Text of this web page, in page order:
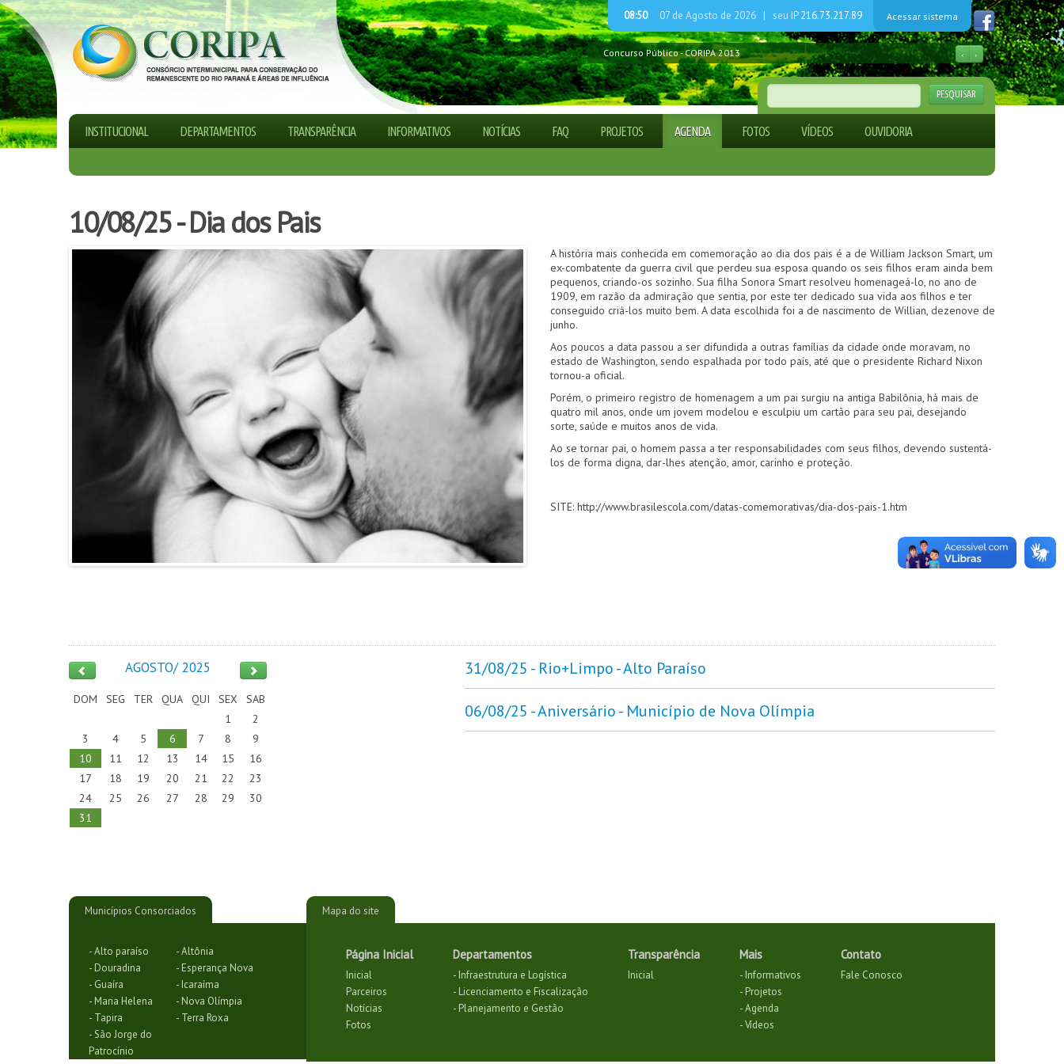
08:50 07 de Agosto de 2026 | seu IP216.73.217.89 Acessar sistema
‹ ›
Concurso Público - CORIPA 2013
Guia explica Código Florestal para produtores rurais
Processo Seletivo Simplificado - CORIPA nº. 001/2022
ADETUR CAMINHO DAS ÁGUAS
Processo Seletivo Simplificado - CORIPA n.º 001/2024
Processo Seletivo Simplificado - CORIPA n.º 001/2026
PESQUISAR
INSTITUCIONAL DEPARTAMENTOS TRANSPARÊNCIA INFORMATIVOS NOTÍCIAS FAQ PROJETOS AGENDA FOTOS VÍDEOS OUVIDORIA
10/08/25 - Dia dos Pais
A história mais conhecida em comemoração ao dia dos pais é a de William Jackson Smart, um
ex-combatente da guerra civil que perdeu sua esposa quando os seis filhos eram ainda bem
pequenos, criando-os sozinho. Sua filha Sonora Smart resolveu homenageá-lo, no ano de
1909, em razão da admiração que sentia, por este ter dedicado sua vida aos filhos e ter
conseguido criá-los muito bem. A data escolhida foi a de nascimento de Willian, dezenove de
junho.
Aos poucos a data passou a ser difundida a outras famílias da cidade onde moravam, no
estado de Washington, sendo espalhada por todo país, até que o presidente Richard Nixon
tornou-a oficial.
Porém, o primeiro registro de homenagem a um pai surgiu na antiga Babilônia, há mais de
quatro mil anos, onde um jovem modelou e esculpiu um cartão para seu pai, desejando
sorte, saúde e muitos anos de vida.
Ao se tornar pai, o homem passa a ter responsabilidades com seus filhos, devendo sustentá-
los de forma digna, dar-lhes atenção, amor, carinho e proteção.
SITE: http://www.brasilescola.com/datas-comemorativas/dia-dos-pais-1.htm
AGOSTO/ 2025
DOM SEG TER QUA QUI SEX
SAB
1
2
3
4 5 6 7 8
9
10
11 12 13 14 15
16
17
18 19 20 21 22
23
24
25 26 27 28 29
30
31
31/08/25 - Rio+Limpo - Alto Paraíso
06/08/25 - Aniversário - Município de Nova Olímpia
Municípios Consorciados
- Alto paraíso
- Altônia
- Douradina
- Esperança Nova
- Guaíra
- Icaraíma
- Maria Helena
- Nova Olímpia
- Tapira
- Terra Roxa
- São Jorge do
Patrocínio
Mapa do site
Página Inicial
Inicial
Parceiros
Notícias
Fotos
Departamentos
- Infraestrutura e Logística
- Licenciamento e Fiscalização
- Planejamento e Gestão
Transparência
Inicial
Mais
- Informativos
- Projetos
- Agenda
- Vídeos
Contato
Fale Conosco